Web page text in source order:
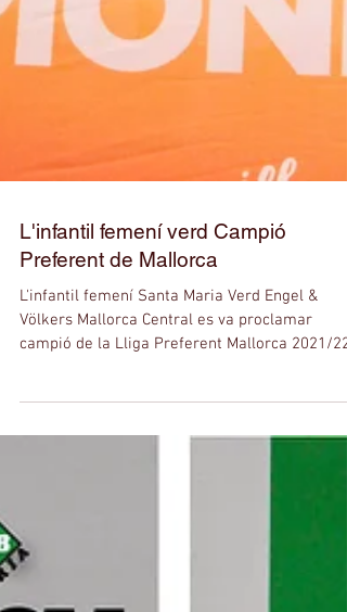
L'infantil femení verd Campió
Preferent de Mallorca
en una...